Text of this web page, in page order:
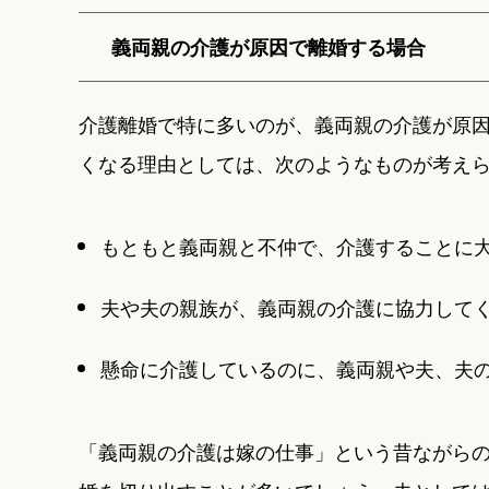
義両親の介護が原因で離婚する場合
介護離婚で特に多いのが、義両親の介護が原
くなる理由としては、次のようなものが考え
もともと義両親と不仲で、介護することに
夫や夫の親族が、義両親の介護に協力して
懸命に介護しているのに、義両親や夫、夫
「義両親の介護は嫁の仕事」という昔なが